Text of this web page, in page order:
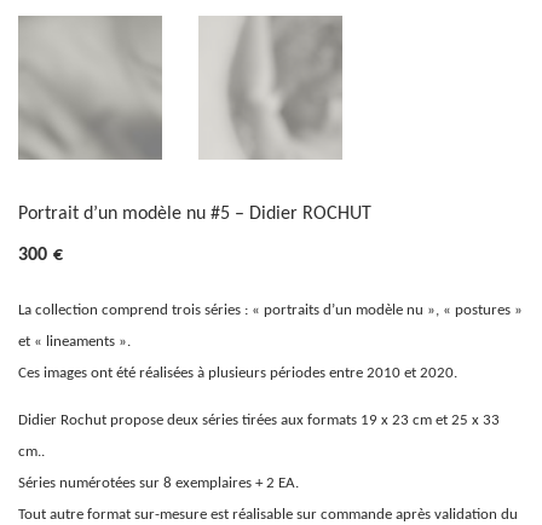
Portrait d’un modèle nu #5 – Didier ROCHUT
300 €
La collection comprend trois séries : « portraits d’un modèle nu », « postures »
et « lineaments ».
Ces images ont été réalisées à plusieurs périodes entre 2010 et 2020.
Didier Rochut propose deux séries tirées aux formats 19 x 23 cm et 25 x 33
cm..
Séries numérotées sur 8 exemplaires + 2 EA.
Tout autre format sur-mesure est réalisable sur commande après validation du